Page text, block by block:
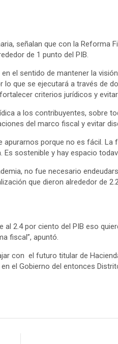
t
L
i
n
k
e
señalan que con la Reforma
de 1 punto del PIB.
el sentido de mantener la
que se ejecutará a través de
criterios jurídicos y
a los contribuyentes, sobre
del marco fiscal y evitar
apurarnos porque no es fácil.
sostenible y hay espacio
no fue necesario
que dieron alrededor de
al 2.4 por ciento del PIB eso
fiscal”, apuntó.
con el futuro titular de
el Gobierno del entonces